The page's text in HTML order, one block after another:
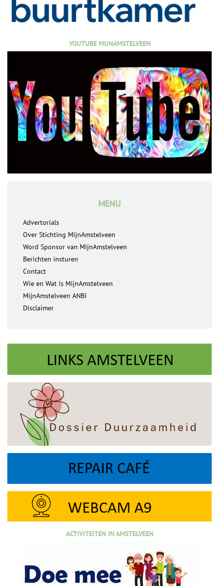
YOUTUBE MIJNAMSTELVEEN
MENU
Advertorials
Over Stichting MijnAmstelveen
Word Sponsor van MijnAmstelveen
Berichten insturen
Contact
Wie en Wat is MijnAmstelveen
MijnAmstelveen ANBI
Disclaimer
ACTIVITEITEN IN AMSTELVEEN